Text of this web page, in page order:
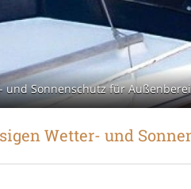
Sonnenschutz für
Wetter- und